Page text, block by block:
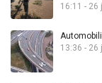
16:11 - 26
13:36 - 26